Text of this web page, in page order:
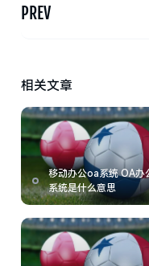
PREV
相关文章
移动办公oa系统 OA办
系统是什么意思